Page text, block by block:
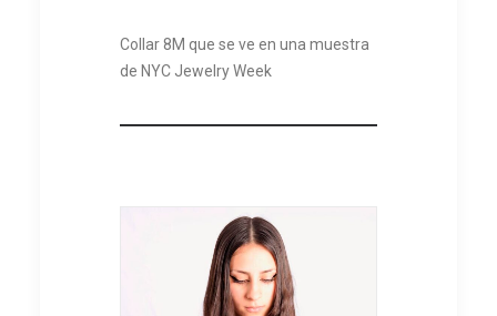
Collar 8M que se ve en una muestra
de NYC Jewelry Week